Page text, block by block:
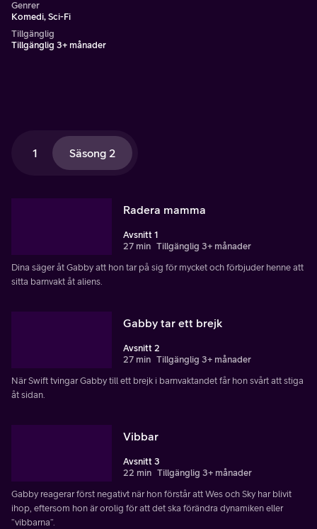
Genrer
Komedi, Sci-Fi
Tillgänglig
Tillgänglig 3+ månader
1 Säsong 2
Radera mamma
Avsnitt 1
27 min Tillgänglig 3+ månader
Dina säger åt Gabby att hon tar på sig för mycket och förbjuder henne att
sitta barnvakt åt aliens.
Gabby tar ett brejk
Avsnitt 2
27 min Tillgänglig 3+ månader
När Swift tvingar Gabby till ett brejk i barnvaktandet får hon svårt att stiga
åt sidan.
Vibbar
Avsnitt 3
22 min Tillgänglig 3+ månader
Gabby reagerar först negativt när hon förstår att Wes och Sky har blivit
ihop, eftersom hon är orolig för att det ska förändra dynamiken eller
”vibbarna”.